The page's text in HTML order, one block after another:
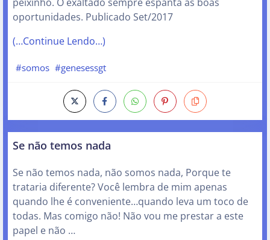
oportunidades. Publicado Set/2017
(…Continue Lendo…)
#somos #genesessgt
Se não temos nada
Se não temos nada, não somos nada, Porque te
trataria diferente? Você lembra de mim apenas
quando lhe é conveniente…quando leva um toco de
todas. Mas comigo não! Não vou me prestar a este
papel e não …